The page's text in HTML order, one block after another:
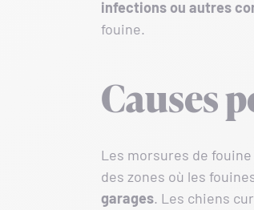
infections ou autres
fouine.
Causes
Les morsures de
des zones où les
garages. Les chiens